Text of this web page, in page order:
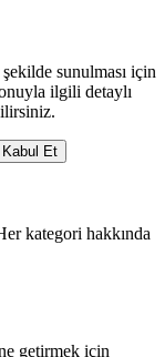
sunulması için
ilgili detaylı
Kabul Et
kategori hakkında
getirmek için